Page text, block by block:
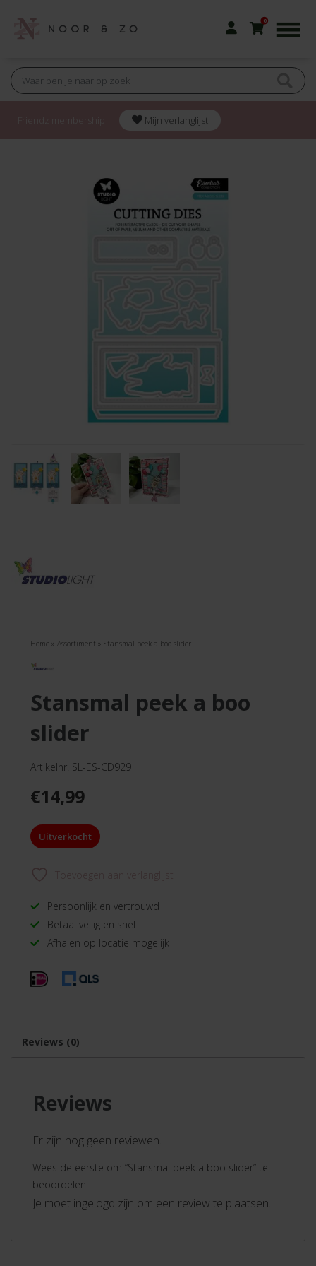
0
Mijn verlanglijst
Home » Assortiment » Stansmal peek a boo slider
stansmal peek a boo
slider
Artikelnr. SL-ES-CD929
€14,99
Uitverkocht
Persoonlijk en vertrouwd
Betaal veilig en snel
Afhalen op locatie mogelijk
Reviews (0)
Reviews
Er zijn nog geen reviewen.
Wees de eerste om “Stansmal peek a boo slider” te
beoordelen
Je moet ingelogd zijn om een review te plaatsen.